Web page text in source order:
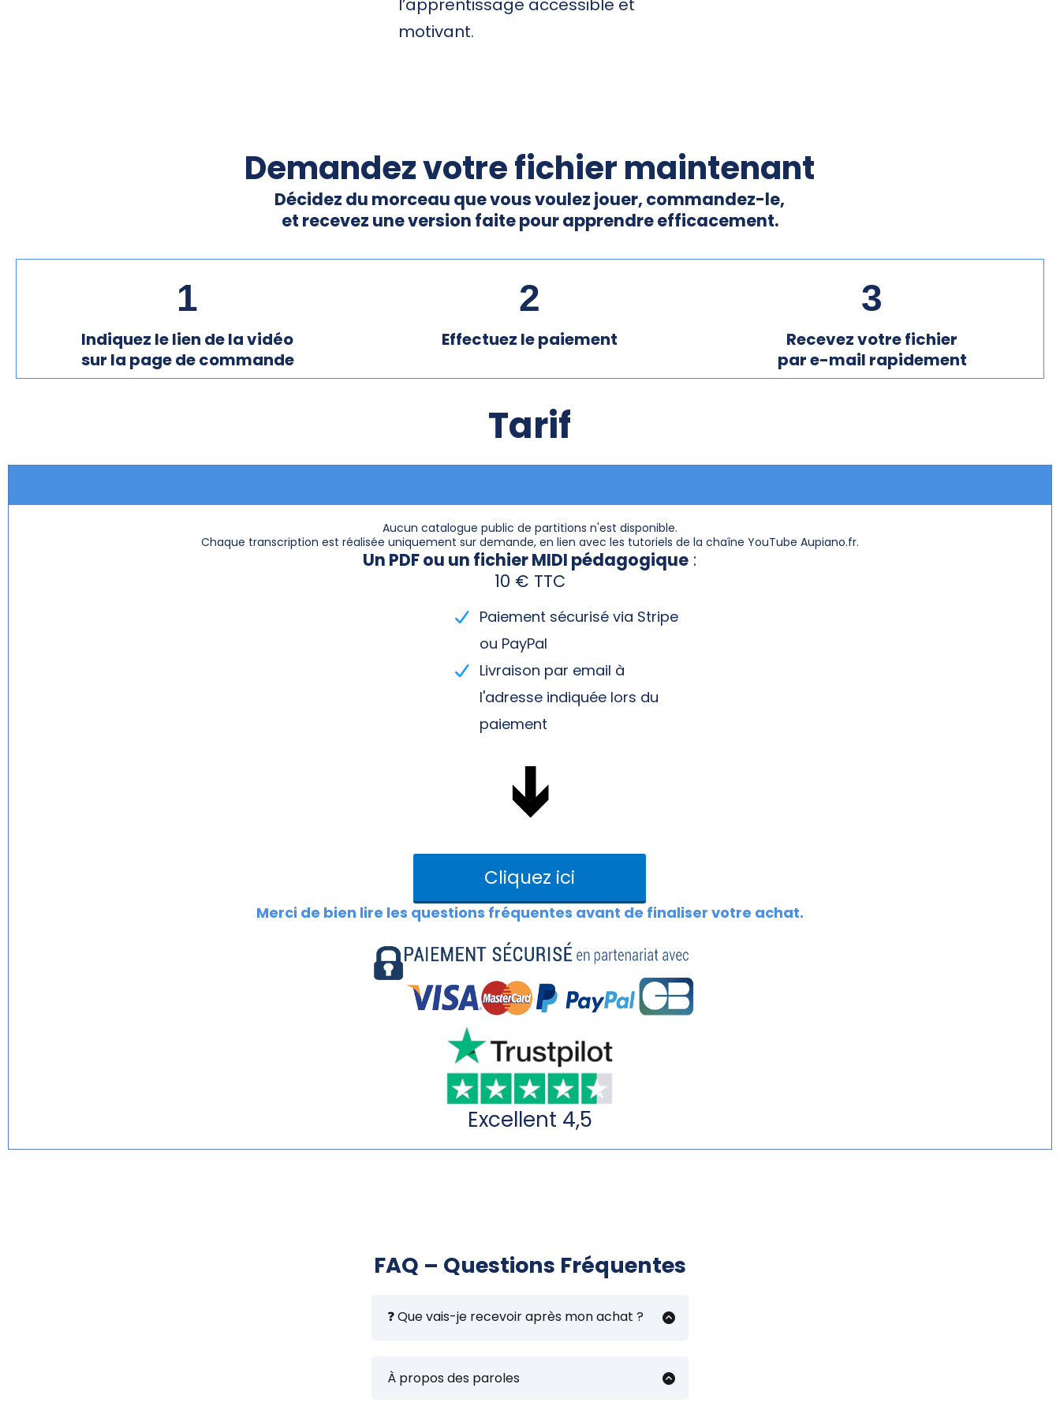
l’apprentissage accessible et
motivant.
Demandez votre fichier maintenant
Décidez du morceau que vous voulez jouer, commandez-le,
et recevez une version faite pour apprendre efficacement.
1
Indiquez le lien de la vidéo
sur la page de commande
2
Effectuez le paiement
3
Recevez votre fichier
par e-mail rapidement
Tarif
Aucun catalogue public de partitions n'est disponible.
Chaque transcription est réalisée uniquement sur demande, en lien avec les tutoriels de la chaîne YouTube Aupiano.fr.
Un PDF ou un fichier MIDI pédagogique :
10 € TTC
Paiement sécurisé via Stripe
ou PayPal
Livraison par email à
l'adresse indiquée lors du
paiement
Cliquez ici
Merci de bien lire les questions fréquentes avant de finaliser votre achat.
Excellent 4,5
FAQ – Questions Fréquentes
❓ Que vais-je recevoir après mon achat ?
indiqué dans l’annonce.
À propos des paroles